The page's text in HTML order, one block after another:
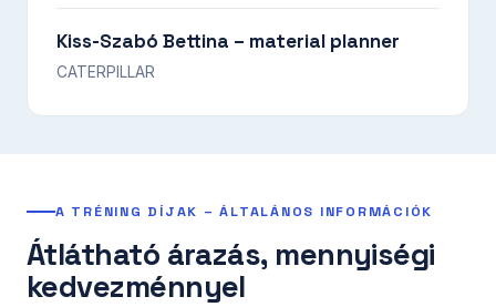
Kiss-Szabó Bettina – material planner
CATERPILLAR
A TRÉNING DÍJAK – ÁLTALÁNOS INFORMÁCIÓK
Átlátható árazás, mennyiségi
kedvezménnyel